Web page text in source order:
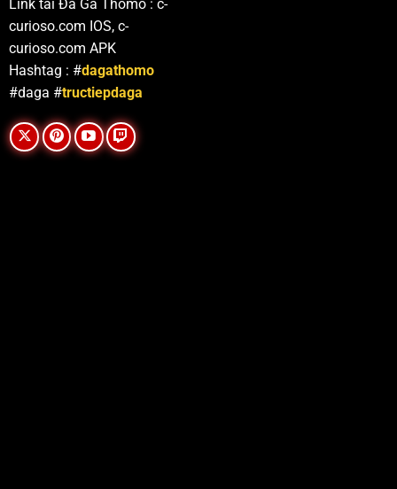
Link tải Đá Gà Thomo : c-
curioso.com IOS, c-
curioso.com APK
Hashtag : #dagathomo
#daga #tructiepdaga